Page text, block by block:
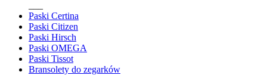
Paski Certina
Paski Citizen
Paski Hirsch
Paski OMEGA
Paski Tissot
Bransolety do zegarków